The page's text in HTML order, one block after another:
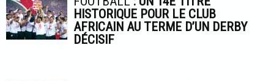
HISTORIQUE POUR LE CLUB
AFRICAIN AU TERME D’UN DERBY
DÉCISIF